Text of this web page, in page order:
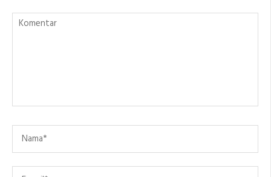
Komentar
Name
Email